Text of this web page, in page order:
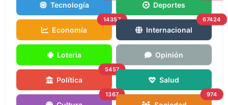
Tecnología Deportes
Economía
14357
Internacional
67424
Loteria Opinión
Política
5457
Salud
1367 974